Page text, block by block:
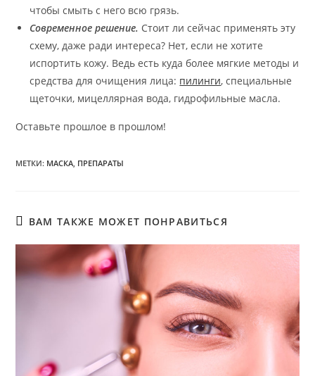
чтобы смыть с него всю грязь.
Современное решение. Стоит ли сейчас применять эту
схему, даже ради интереса? Нет, если не хотите
испортить кожу. Ведь есть куда более мягкие методы и
средства для очищения лица: пилинги, специальные
щеточки, мицеллярная вода, гидрофильные масла.
Оставьте прошлое в прошлом!
МЕТКИ: МАСКА ПРЕПАРАТЫ
ВАМ ТАКЖЕ МОЖЕТ ПОНРАВИТЬСЯ